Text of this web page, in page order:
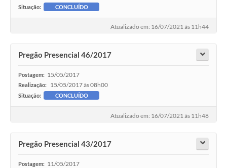
Situação: CONCLUÍDO
Atualizado em: 16/07/2021 às 11h44
Pregão Presencial 46/2017
Postagem: 15/05/2017
Realização: 15/05/2017 às 08h00
Situação: CONCLUÍDO
Atualizado em: 16/07/2021 às 11h48
Pregão Presencial 43/2017
Postagem: 11/05/2017